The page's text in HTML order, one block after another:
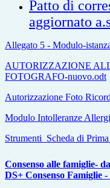
Patto di
aggiornato
Allegato 5 - Modulo-
AUTORIZZAZIONE
FOTOGRAFO-nuovo.odt
Autorizzazione Foto
Modulo Intolleranze
Strumenti_Scheda di
Consenso alle famiglie-
DS+ Consenso Famiglie